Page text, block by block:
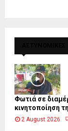
Φωτιά σε
κινητοποίηση
2 August 2026